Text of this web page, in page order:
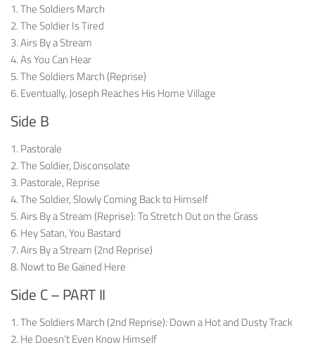
1. The Soldiers March
2. The Soldier Is Tired
3. Airs By a Stream
4. As You Can Hear
5. The Soldiers March (Reprise)
6. Eventually, Joseph Reaches His Home Village
Side B
1. Pastorale
2. The Soldier, Disconsolate
3. Pastorale, Reprise
4. The Soldier, Slowly Coming Back to Himself
5. Airs By a Stream (Reprise): To Stretch Out on the Grass
6. Hey Satan, You Bastard
7. Airs By a Stream (2nd Reprise)
8. Nowt to Be Gained Here
Side C – PART II
1. The Soldiers March (2nd Reprise): Down a Hot and Dusty Track
2. He Doesn’t Even Know Himself